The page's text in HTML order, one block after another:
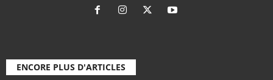
ENCORE PLUS D'ARTICLES